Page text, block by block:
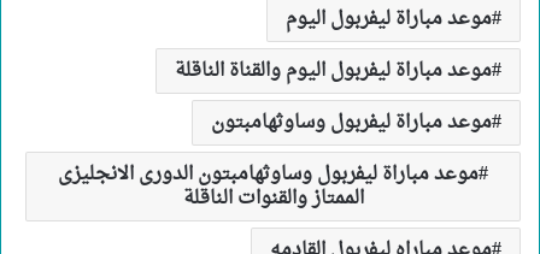
موعد مباراة ليفربول اليوم
موعد مباراة ليفربول اليوم والقناة الناقلة
موعد مباراة ليفربول وساوثهامبتون
موعد مباراة ليفربول وساوثهامبتون الدورى الانجليزى
الممتاز والقنوات الناقلة